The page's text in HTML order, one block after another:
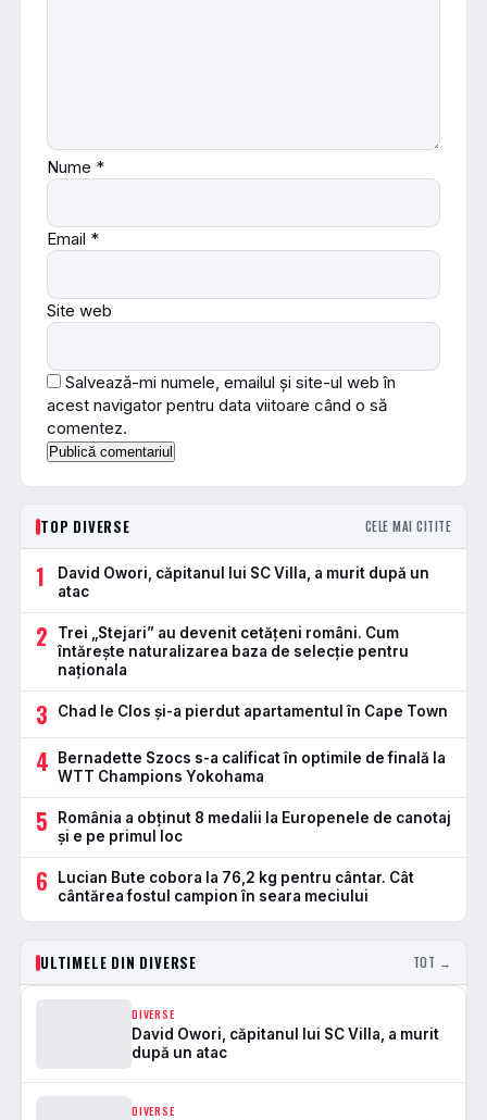
Nume *
Email *
Site web
Salvează-mi numele, emailul și site-ul web în
acest navigator pentru data viitoare când o să
comentez.
TOP DIVERSE CELE MAI CITITE
1
David Owori, căpitanul lui SC Villa, a murit după un
atac
2
Trei „Stejari” au devenit cetățeni români. Cum
întărește naturalizarea baza de selecție pentru
naționala
3 Chad le Clos și-a pierdut apartamentul în Cape Town
4
Bernadette Szocs s-a calificat în optimile de finală la
WTT Champions Yokohama
5
România a obținut 8 medalii la Europenele de canotaj
și e pe primul loc
6
Lucian Bute cobora la 76,2 kg pentru cântar. Cât
cântărea fostul campion în seara meciului
ULTIMELE DIN DIVERSE TOT →
DIVERSE
David Owori, căpitanul lui SC Villa, a murit
după un atac
DIVERSE